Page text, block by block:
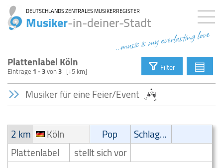
DEUTSCHLANDS ZENTRALES MUSIKERREGISTER
Musiker-in-deiner-Stadt
...music is my everlasting love
Plattenlabel Köln
Einträge 1 - 3von3 [+5 km] Filter ▤
Musiker für eine Feier/Event
2 km Köln Pop
Schlager
Plattenlabel
stellt sich vor